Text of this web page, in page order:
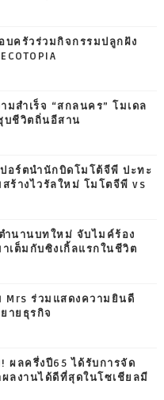
ครัวร่วมกิจกรรมปลูกฝัง
มสำเร็จ “สกลนคร” โมเดล
บชีวิตถิ่นอีสาน
อร์ตนำนักบิดโมโต้จีพี ปะทะ
ร้างไวรัลใหม่ โมโตจีพี vs
ำนานบทใหม่ จับไมค์ร้อง
เต็มกับซิงเกิ้ลแรกในชีวิต
Mrs ร่วมแสดงความยินดี
ายธุรกิจ
ผลครึ่งปี65 ได้รับการจัด
ลงานได้ดีที่สุดในโซเชียลมี